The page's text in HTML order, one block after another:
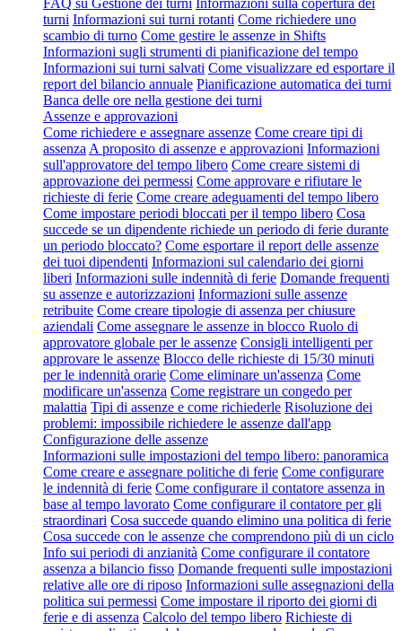
turni Informazioni sui turni rotanti Come richiedere uno
scambio di turno Come gestire le assenze in Shifts
Informazioni sugli strumenti di pianificazione del tempo
Informazioni sui turni salvati Come visualizzare ed esportare il
report del bilancio annuale Pianificazione automatica dei turni
Banca delle ore nella gestione dei turni
Assenze e approvazioni
Come richiedere e assegnare assenze Come creare tipi di
assenza A proposito di assenze e approvazioni Informazioni
sull'approvatore del tempo libero Come creare sistemi di
approvazione dei permessi Come approvare e rifiutare le
richieste di ferie Come creare adeguamenti del tempo libero
Come impostare periodi bloccati per il tempo libero Cosa
succede se un dipendente richiede un periodo di ferie durante
un periodo bloccato? Come esportare il report delle assenze
dei tuoi dipendenti Informazioni sul calendario dei giorni
liberi Informazioni sulle indennità di ferie Domande frequenti
su assenze e autorizzazioni Informazioni sulle assenze
retribuite Come creare tipologie di assenza per chiusure
aziendali Come assegnare le assenze in blocco Ruolo di
approvatore globale per le assenze Consigli intelligenti per
approvare le assenze Blocco delle richieste di 15/30 minuti
per le indennità orarie Come eliminare un'assenza Come
modificare un'assenza Come registrare un congedo per
malattia Tipi di assenze e come richiederle Risoluzione dei
problemi: impossibile richiedere le assenze dall'app
Configurazione delle assenze
Informazioni sulle impostazioni del tempo libero: panoramica
Come creare e assegnare politiche di ferie Come configurare
le indennità di ferie Come configurare il contatore assenza in
base al tempo lavorato Come configurare il contatore per gli
straordinari Cosa succede quando elimino una politica di ferie
Cosa succede con le assenze che comprendono più di un ciclo
Info sui periodi di anzianità Come configurare il contatore
assenza a bilancio fisso Domande frequenti sulle impostazioni
relative alle ore di riposo Informazioni sulle assegnazioni della
politica sui permessi Come impostare il riporto dei giorni di
ferie e di assenza Calcolo del tempo libero Richieste di